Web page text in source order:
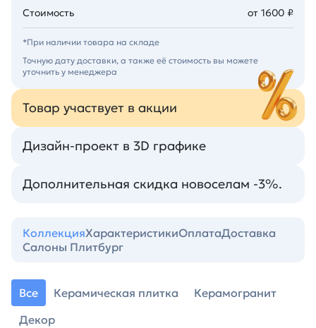
Стоимость
от 1600 ₽
*При наличии товара на складе
Точную дату доставки, а также её стоимость вы можете
уточнить у менеджера
Товар участвует в акции
Дизайн-проект в 3D графике
Дополнительная скидка новоселам -3%.
КоллекцияХарактеристикиОплатаДоставка
Салоны Плитбург
Все Керамическая плитка
Керамогранит
Декор